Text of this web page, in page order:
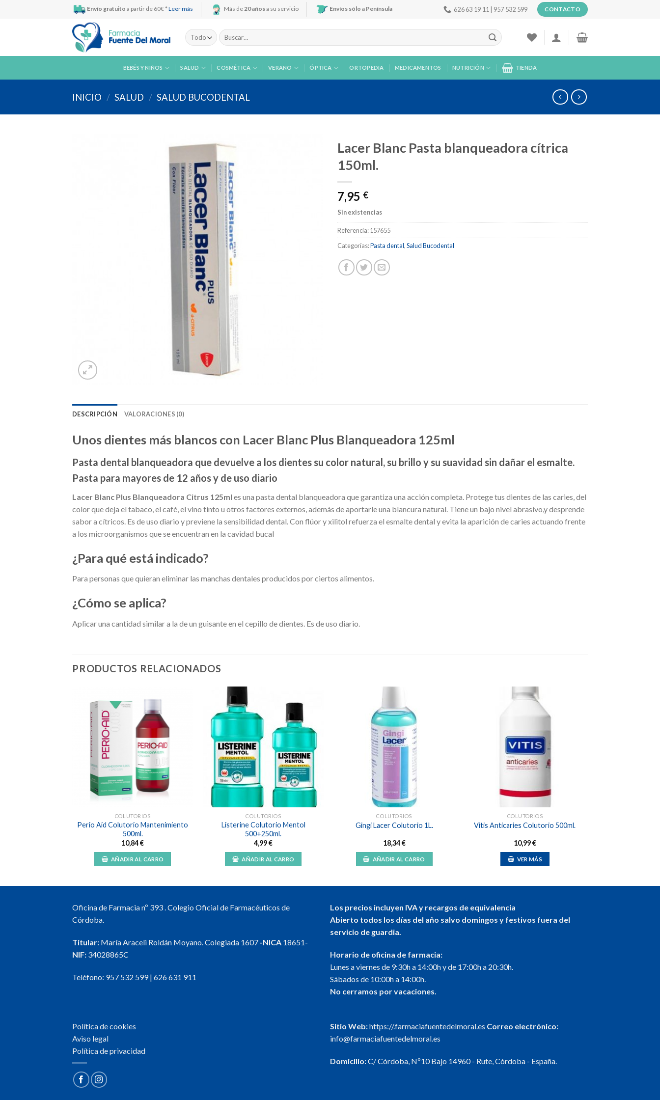
Envío gratuito a partir de 60€ * Leer más Más de20 añosa su servicio Envíos sólo a Península 626 63 19 11 | 957 532 599 CONTACTO
Buscar
por:
BEBÉS Y NIÑOS SALUD COSMÉTICA VERANO ÓPTICA ORTOPEDIA MEDICAMENTOS NUTRICIÓN TIENDA
INICIO / SALUD / SALUD BUCODENTAL
Lacer Blanc Pasta blanqueadora cítrica
150ml.
7,95 €
Sin existencias
Referencia:157655
Categorías:Pasta dental,Salud Bucodental
DESCRIPCIÓN VALORACIONES (0)
Unos dientes más blancos con Lacer Blanc Plus Blanqueadora 125ml
Pasta dental blanqueadora que devuelve a los dientes su color natural, su brillo y su suavidad sin dañar el esmalte.
Pasta para mayores de 12 años y de uso diario
Lacer Blanc Plus Blanqueadora Citrus 125ml es una pasta dental blanqueadora que garantiza una acción completa. Protege tus dientes de las caries, del
color que deja el tabaco, el café, el vino tinto u otros factores externos, además de aportarle una blancura natural. Tiene un bajo nivel abrasivo,y desprende
sabor a cítricos. Es de uso diario y previene la sensibilidad dental. Con flúor y xilitol refuerza el esmalte dental y evita la aparición de caries actuando frente
a los microorganismos que se encuentran en la cavidad bucal
¿Para qué está indicado?
Para personas que quieran eliminar las manchas dentales producidos por ciertos alimentos.
¿Cómo se aplica?
Aplicar una cantidad similar a la de un guisante en el cepillo de dientes. Es de uso diario.
PRODUCTOS RELACIONADOS
lista de
COLUTORIOS
Perio Aid Colutorio Mantenimiento
500ml.
10,84€
AÑADIR AL CARRO
Añadir
lista de
deseos
COLUTORIOS
Listerine Colutorio Mentol
500+250ml.
4,99€
AÑADIR AL CARRO
COLUTORIOS
Gingi Lacer Colutorio 1L.
18,34€
AÑADIR AL CARRO
COLUTORIOS
Vitis Anticaries Colutorio 500ml.
10,99€
VER MÁS
Oficina de Farmacia nº 393 . Colegio Oficial de Farmacéuticos de
Córdoba.
Titular: María Araceli Roldán Moyano. Colegiada 1607 -NICA 18651-
NIF: 34028865C
Teléfono: 957 532 599| 626 631 911
Los precios incluyen IVA y recargos de equivalencia
Abierto todos los días del año salvo domingos y festivos fuera del
servicio de guardia.
Horario de oficina de farmacia:
Lunes a viernes de 9:30h a 14:00h y de 17:00h a 20:30h.
Sábados de 10:00h a 14:00h.
No cerramos por vacaciones.
Política de cookies
Aviso legal
Política de privacidad
Sitio Web:https://.farmaciafuentedelmoral.es Correo electrónico:
info@farmaciafuentedelmoral.es
Domicilio:C/ Córdoba, Nº10 Bajo 14960 - Rute, Córdoba - España.